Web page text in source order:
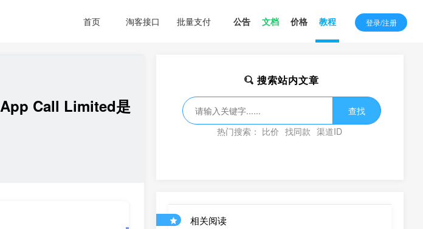
首页 淘客接口 批量支付 公告 文档 价格 教程 登录/注册
Call Limited是
搜索站内文章
查找
热门搜索： 比价 找同款 渠道ID
相关阅读